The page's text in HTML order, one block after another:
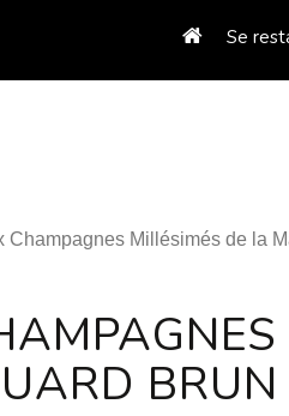
Se
Champagnes Millésimés de la
BRUN